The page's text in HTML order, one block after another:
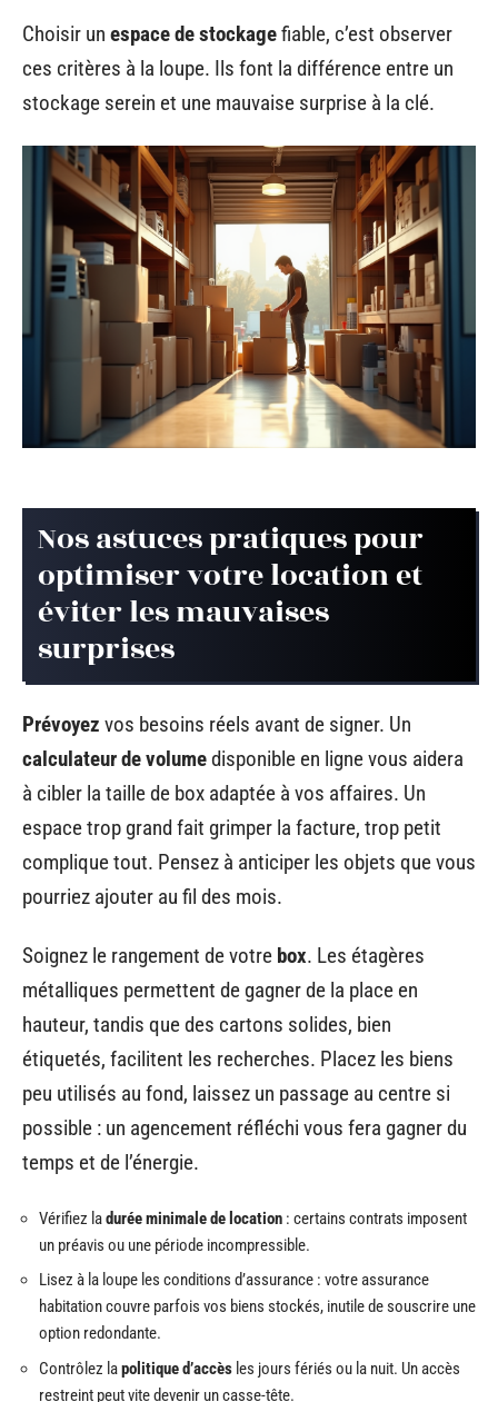
Choisir un espace de stockagefiable, c’est observer
ces critères à la loupe. Ils font la différence entre un
stockage serein et une mauvaise surprise à la clé.
Nos astuces pratiques pour
optimiser votre location et
éviter les mauvaises
surprises
Prévoyez vos besoins réels avant de signer. Un
calculateur de volumedisponible en ligne vous aidera
à cibler la taille de box adaptée à vos affaires. Un
espace trop grand fait grimper la facture, trop petit
complique tout. Pensez à anticiper les objets que vous
pourriez ajouter au fil des mois.
Soignez le rangement de votre box. Les étagères
métalliques permettent de gagner de la place en
hauteur, tandis que des cartons solides, bien
étiquetés, facilitent les recherches. Placez les biens
peu utilisés au fond, laissez un passage au centre si
possible : un agencement réfléchi vous fera gagner du
temps et de l’énergie.
Vérifiez ladurée minimale de location : certains contrats imposent
un préavis ou une période incompressible.
Lisez à la loupe les conditions d’assurance : votre assurance
habitation couvre parfois vos biens stockés, inutile de souscrire une
option redondante.
Contrôlez lapolitique d’accès les jours fériés ou la nuit. Un accès
restreint peut vite devenir un casse-tête.